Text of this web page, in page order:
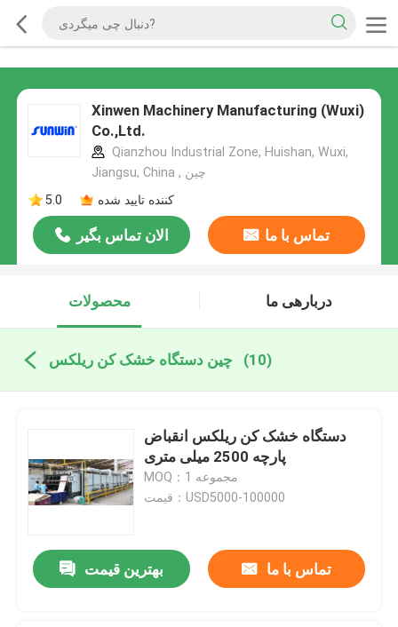
Xinwen Machinery Manufacturing (Wuxi)
Co.,Ltd.
Qianzhou Industrial Zone, Huishan, Wuxi,
Jiangsu, China , چین
5.0
کننده تایید شده
الان تماس بگیر تماس با ما
محصولات دربارهی ما
چین دستگاه خشک کن ریلکس (10)
دستگاه خشک کن ریلکس انقباض
پارچه 2500 میلی متری
MOQ：1 مجموعه
قیمت：USD5000-100000
بهترین قیمت تماس با ما